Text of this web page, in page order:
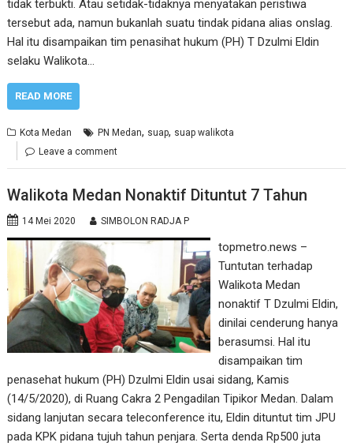
tidak terbukti. Atau setidak-tidaknya menyatakan peristiwa
tersebut ada, namun bukanlah suatu tindak pidana alias onslag.
Hal itu disampaikan tim penasihat hukum (PH) T Dzulmi Eldin
selaku Walikota…
READ MORE
Kota Medan PN Medan, suap, suap walikota
Leave a comment
Walikota Medan Nonaktif Dituntut 7 Tahun
14 Mei 2020 SIMBOLON RADJA P
topmetro.news –
Tuntutan terhadap
Walikota Medan
nonaktif T Dzulmi Eldin,
dinilai cenderung hanya
berasumsi. Hal itu
disampaikan tim
penasehat hukum (PH) Dzulmi Eldin usai sidang, Kamis
(14/5/2020), di Ruang Cakra 2 Pengadilan Tipikor Medan. Dalam
sidang lanjutan secara teleconference itu, Eldin dituntut tim JPU
pada KPK pidana tujuh tahun penjara. Serta denda Rp500 juta